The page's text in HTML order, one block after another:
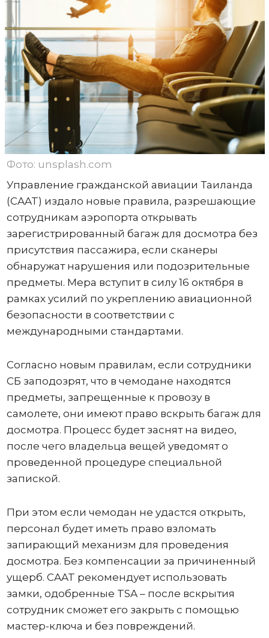
Фото: unsplash.com
Управление гражданской авиации Таиланда
(CAAT) издало новые правила, разрешающие
сотрудникам аэропорта открывать
зарегистрированный багаж для досмотра без
присутствия пассажира, если сканеры
обнаружат нарушения или подозрительные
предметы. Мера вступит в силу 16 октября в
рамках усилий по укреплению авиационной
безопасности в соответствии с
международными стандартами.
Согласно новым правилам, если сотрудники
СБ заподозрят, что в чемодане ​​находятся
предметы, запрещенные к провозу в
самолете, они имеют право вскрыть багаж для
досмотра. Процесс будет заснят на видео,
после чего владельца вещей уведомят о
проведенной процедуре специальной
запиской.
При этом если чемодан не удастся открыть,
персонал будет иметь право взломать
запирающий механизм для проведения
досмотра. Без компенсации за причиненный
ущерб. CAAT рекомендует использовать
замки, одобренные TSA – после вскрытия
сотрудник сможет его закрыть с помощью
мастер-ключа и без повреждений.